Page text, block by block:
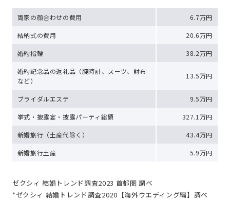
両家の顔合わせの費用 6.7万円
結納式の費用 20.6万円
婚約指輪 38.2万円
婚約記念品の返礼品（腕時計、スーツ、財布
など）
13.5万円
ブライダルエステ 9.5万円
挙式・披露宴・披露パーティ総額 327.1万円
新婚旅行（土産代除く） 43.4万円
新婚旅行土産 5.9万円
ゼクシィ 結婚トレンド調査2023 首都圏 調べ
*ゼクシィ 結婚トレンド調査2020【海外ウエディング編】調べ